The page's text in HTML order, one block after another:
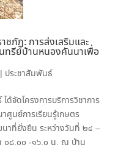
ชภัฏ: การส่งเสริมและ
รีย์บ้านหนองคันนาเพื่อ
| ประชาสัมพันธ์
จัดโครงการบริการวิชาการ
ศูนย์การเรียนรู้เกษตร
าที่ยั่งยืน ระหว่างวันที่ ๒๔ –
๐๘.๐๐ -๑๖.๐ น. ณ บ้าน